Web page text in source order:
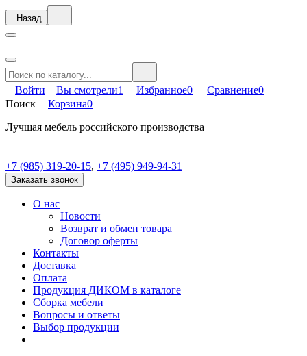
Назад
Войти Вы смотрели1 Избранное0 Сравнение0
Поиск
Корзина0
Лучшая мебель российского производства
+7 (985) 319-20-15, +7 (495) 949-94-31
Заказать звонок
О нас
Новости
Возврат и обмен товара
Договор оферты
Контакты
Доставка
Оплата
Продукция ДИКОМ в каталоге
Сборка мебели
Вопросы и ответы
Выбор продукции